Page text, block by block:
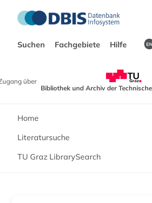
Suchen Fachgebiete Hilfe EN
über
Bibliothek und Archiv der
Home
Literatursuche
TU Graz LibrarySearch